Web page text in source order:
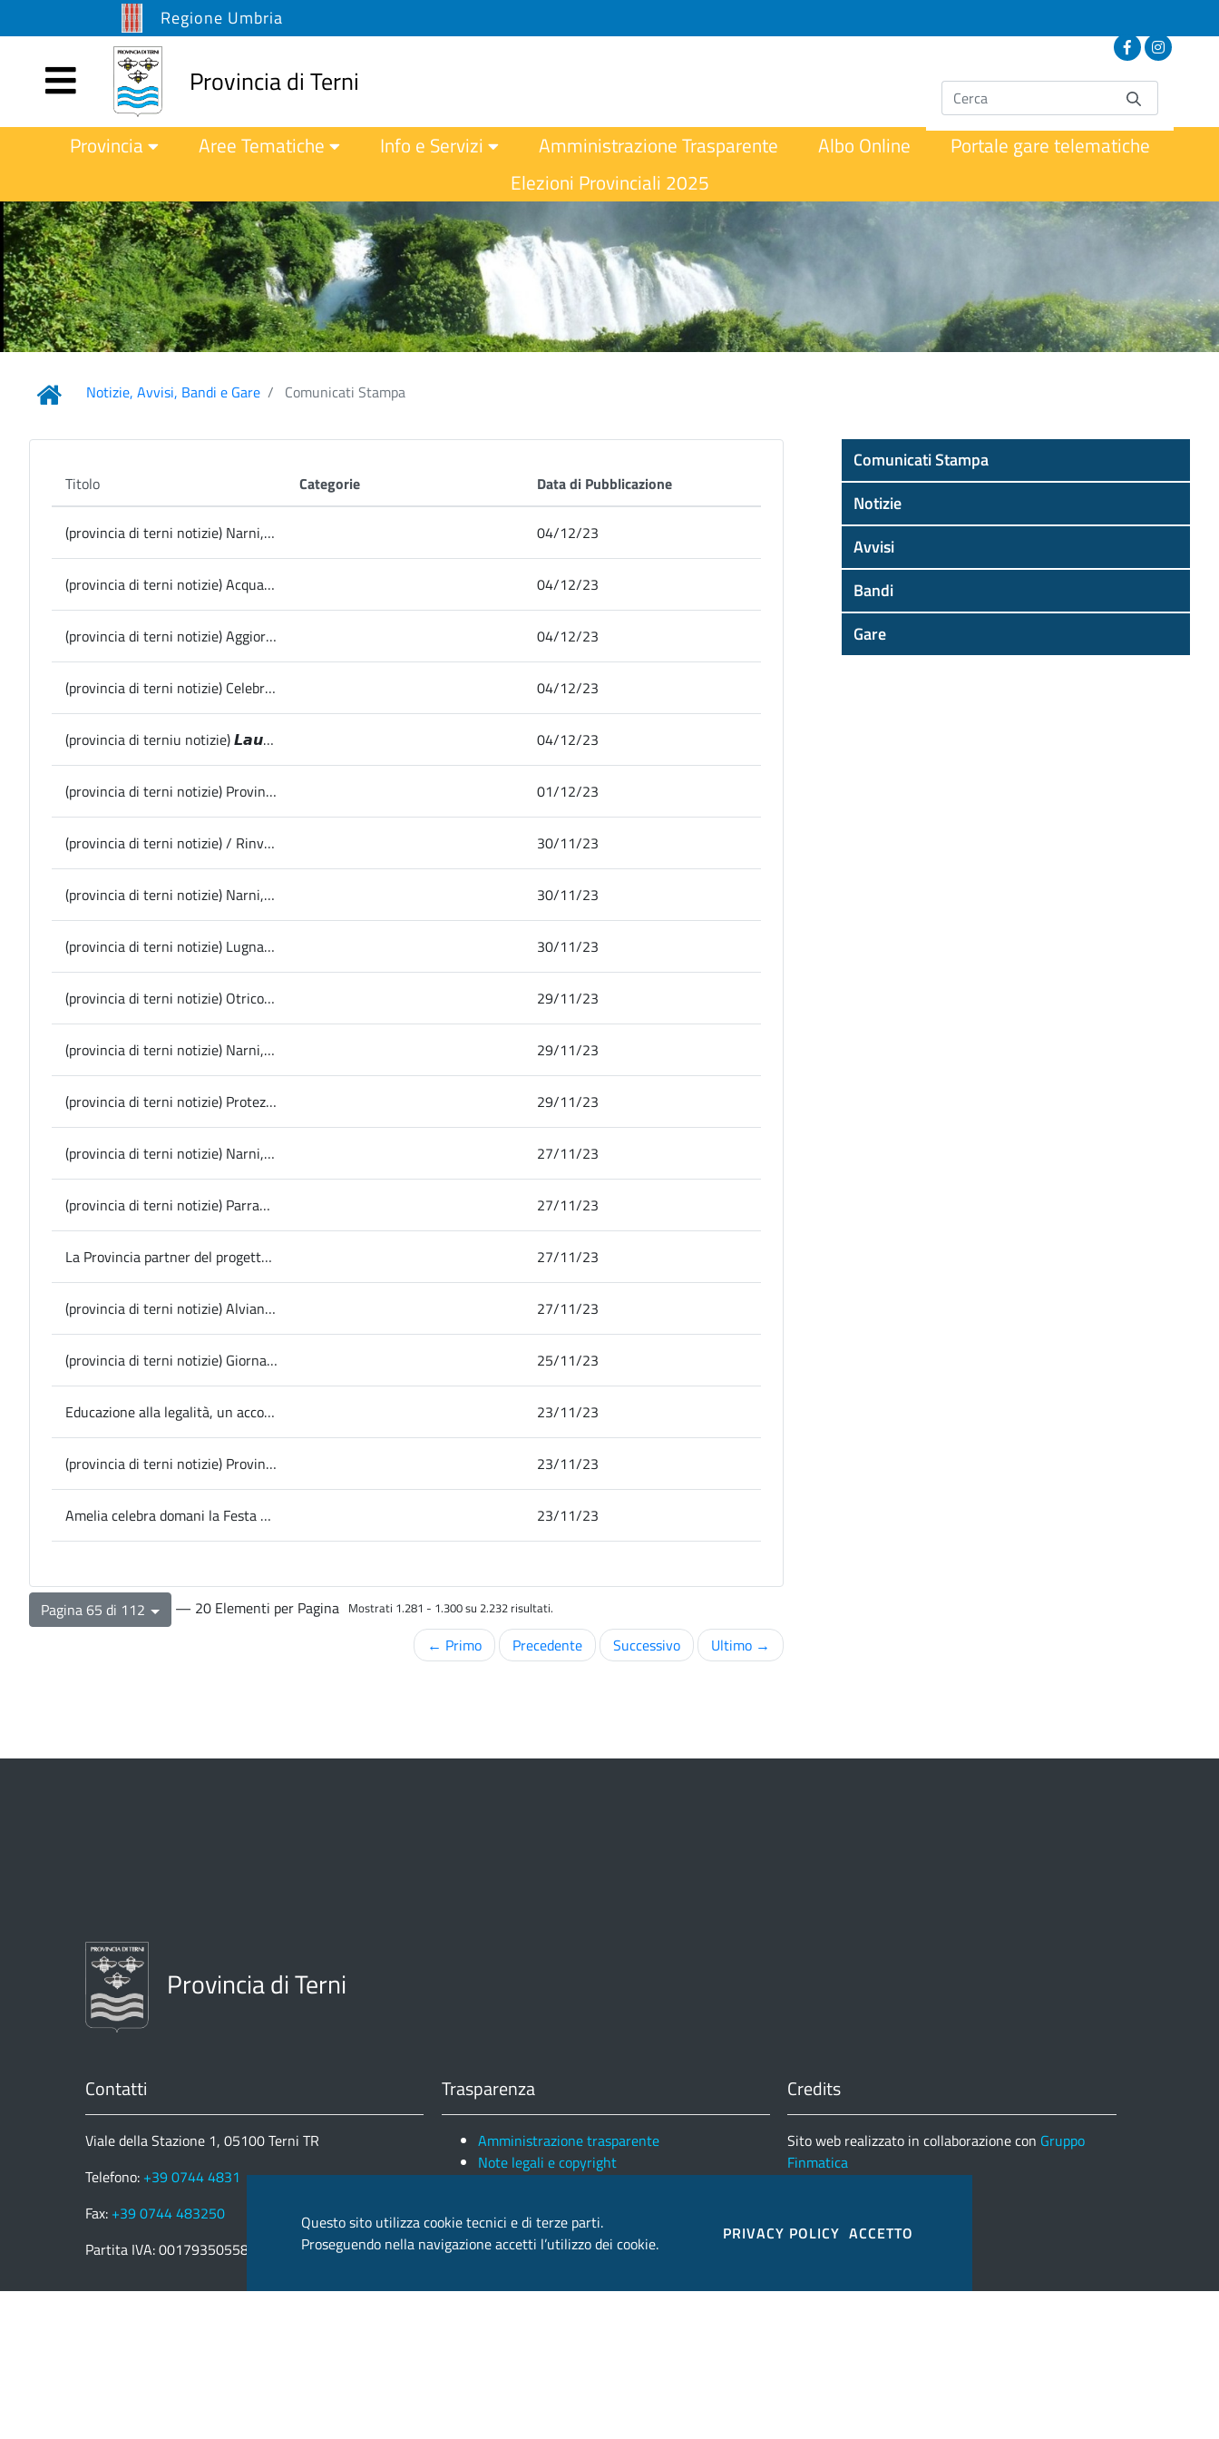
Regione Umbria
Provincia di Terni
Provincia Aree Tematiche Info e Servizi Amministrazione Trasparente Albo Online
Portale gare telematiche
Elezioni Provinciali 2025
Notizie, Avvisi, Bandi e Gare Comunicati Stampa
Titolo Categorie Data di Pubblicazione
(provincia di terni notizie) Narni, conferenza stampa progetti Pnrr 04/12/23
(provincia di terni notizie) Acquasparta, Natale: iniziata l’edizione 2023 de “L’Antica Fiera Lincea” 04/12/23
(provincia di terni notizie) Aggiornamento delle aree a pericolosità e rischio di esondazione del fiume Nera 04/12/23
(provincia di terni notizie) Celebrarta oggi Santa Barbara patrona dei vigili del fuoco, la Presidente Pernazza presente alla messa 04/12/23
(provincia di terniu notizie) 𝙇𝙖𝙪𝙧𝙖 𝙋𝙚𝙧𝙣𝙖𝙯𝙯𝙖 𝙚̀ 𝙞𝙡 𝙣𝙪𝙤𝙫𝙤 𝘾𝙤𝙤𝙧𝙙𝙞𝙣𝙖𝙩𝙤𝙧𝙚 𝙣𝙖𝙯𝙞𝙤𝙣𝙖𝙡𝙚 𝙙𝙞 𝘾𝙞𝙩𝙩𝙖𝙨𝙡𝙤𝙬 𝙄𝙩𝙖𝙡𝙞𝙖 04/12/23
(provincia di terni notizie) Provincia, info viabilità: senso unico alternato al km 5+400 della Sp 22 Carsulana fino al 7 dicembre 01/12/23
(provincia di terni notizie) / Rinviato il nuovo cda del Sii, la nota dei Comuni 30/11/23
(provincia di terni notizie) Narni, da domani al via “Narnia Natalis” 30/11/23
(provincia di terni notizie) Lugnano in Teverina, le virtù dell’olio, la collezione mondiale di ulivi e la pace nel mondo al centro del prossimo week end con iniziative dedicate a cultura, natura e scienza 30/11/23
(provincia di terni notizie) Otricoli, un trekking urbano alla scoperta teatralizzata delle radici del borgo antico 29/11/23
(provincia di terni notizie) Narni, il 3 dicembre al Digipass la presentazione del progetto “L’Arte di Narni Solidale”, Tiberti: “promuovere in modo attivo e solidale l’inclusione sociale” 29/11/23
(provincia di terni notizie) Protezione civile, la Provincia primo ente italiano a redigere mappe di resilienza per la pianificazione nei disastri; presentato l’evento finale del progetto comunitario Links 29/11/23
(provincia di terni notizie) Narni, firmato stamattina dal Sindaco Lucarelli e dal Presidente Cardella il protocollo d’intesa tra Comune e Fondazione Umbria contro l’usura 27/11/23
(provincia di terni notizie) Parrano, il Consiglio comunale vota il nuovo statuto; Filippetti: “il primo in Umbria a recepire il concetto di biodiversità” 27/11/23
La Provincia partner del progetto comunitario “Links” dedicato alla protezione civile: rafforzare i legami tra tecnologie e società per la resilienza ai disastri in Europa; domani l’evento finale in sala del Consiglio 27/11/23
(provincia di terni notizie) Alviano, al via oggi la due giorni di Olio e Farro, 15esima edizione 27/11/23
(provincia di terni notizie) Giornata Internazionale per l’eliminazione della violenza contro le donne, la Presidente Pernazza: “E’ ancora una piaga sociale che va combattuta unendo tutte le forze” 25/11/23
Educazione alla legalità, un accordo tra Ufficio scolastico regionale Atp Terni e Tribunale di Terni 23/11/23
(provincia di terni notizie) Provincia, info viabilità: taglio di alberature pericolose, senso unico a Stroncone (Sp 16) 23/11/23
Amelia celebra domani la Festa di Santa Fermina, patrona della città 23/11/23
Pagina 65 di 112 — 20 Elementi per Pagina Mostrati 1.281 - 1.300 su 2.232 risultati.
← Primo Precedente Successivo Ultimo →
Comunicati Stampa
Notizie
Avvisi
Bandi
Gare
Provincia di Terni
Contatti
Viale della Stazione 1, 05100 Terni TR
Telefono: +39 0744 4831
Fax: +39 0744 483250
Partita IVA: 00179350558
Trasparenza
Amministrazione trasparente
Note legali e copyright
Credits
Sito web realizzato in collaborazione con Gruppo
Finmatica
Questo sito utilizza cookie tecnici e di terze parti.
Proseguendo nella navigazione accetti l’utilizzo dei cookie.
PRIVACY POLICY ACCETTO